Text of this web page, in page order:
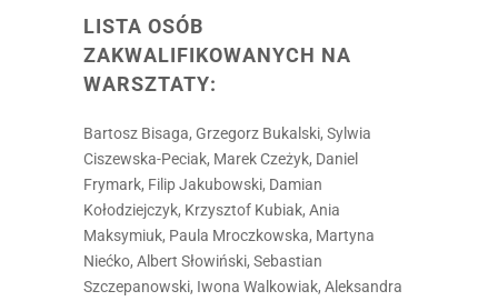
LISTA OSÓB
ZAKWALIFIKOWANYCH NA
WARSZTATY:
Bartosz Bisaga, Grzegorz Bukalski, Sylwia
Ciszewska-Peciak, Marek Czeżyk, Daniel
Frymark, Filip Jakubowski, Damian
Kołodziejczyk, Krzysztof Kubiak, Ania
Maksymiuk, Paula Mroczkowska, Martyna
Niećko, Albert Słowiński, Sebastian
Szczepanowski, Iwona Walkowiak, Aleksandra